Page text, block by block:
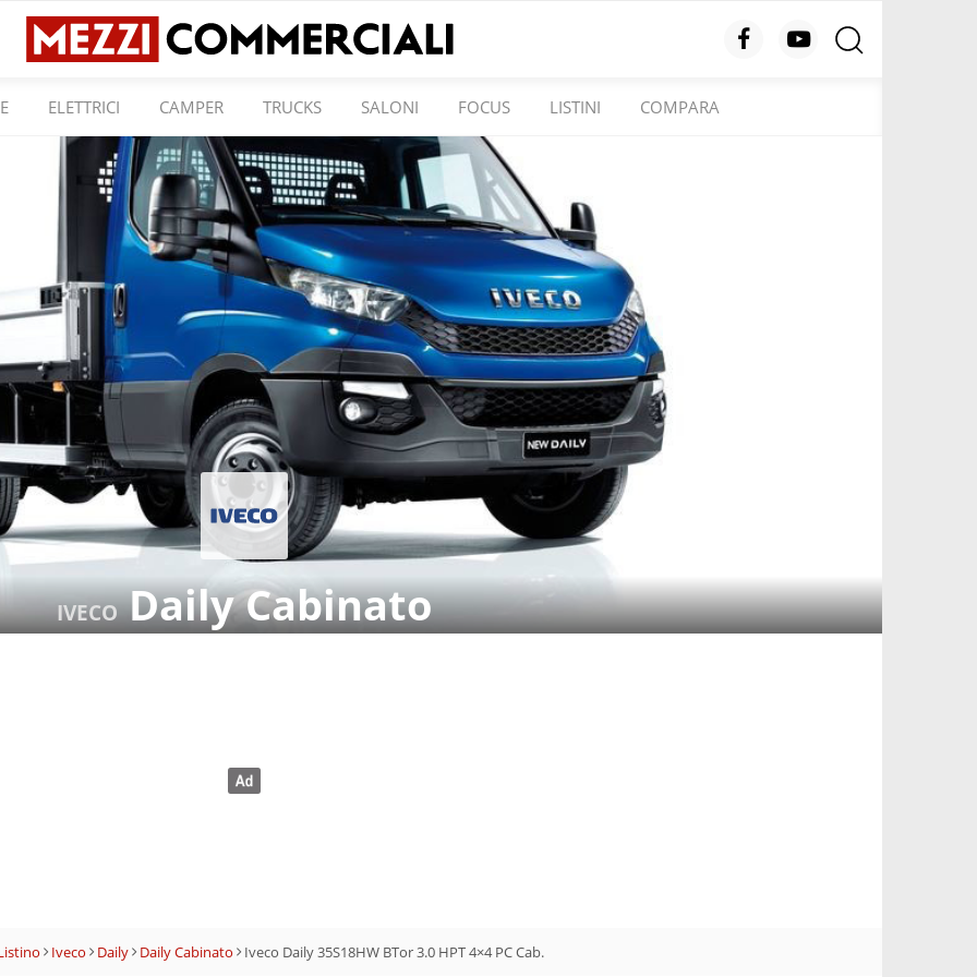
ELETTRICI CAMPER TRUCKS SALONI FOCUS LISTINI COMPARA
IVECODaily Cabinato
Iveco Daily Daily Cabinato Iveco Daily 35S18HW BTor 3.0 HPT 4×4 PC Cab.